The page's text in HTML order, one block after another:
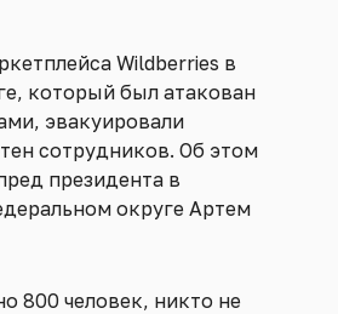
Wildberries в
который был атакован
эвакуировали
сотрудников. Об этом
президента в
округе Артем
800 человек, никто не